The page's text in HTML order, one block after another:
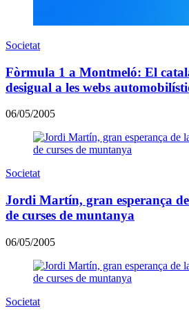
Societat
Fòrmula 1 a Montmeló: El
desigual a les webs
06/05/2005
Societat
Jordi Martín, gran esperança
de curses de muntanya
06/05/2005
Societat